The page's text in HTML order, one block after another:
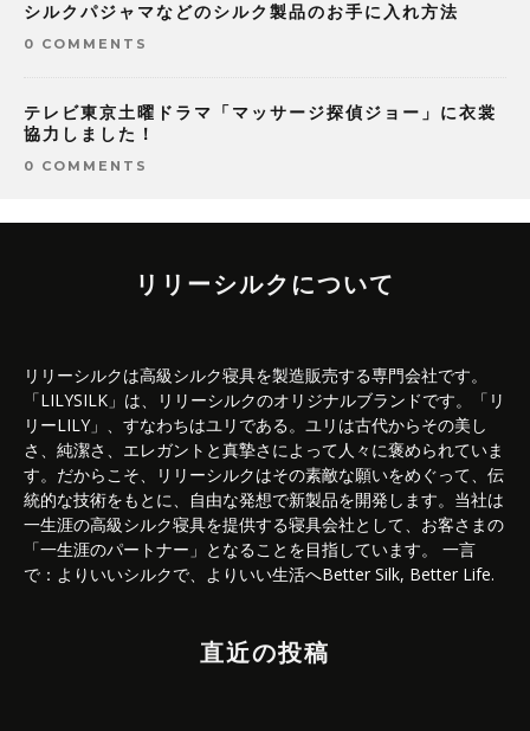
シルクパジャマなどのシルク製品のお手に入れ方法
0 COMMENTS
テレビ東京土曜ドラマ「マッサージ探偵ジョー」に衣裳
協力しました！
0 COMMENTS
リリーシルクについて
リリーシルクは高級シルク寝具を製造販売する専門会社です。
「LILYSILK」は、リリーシルクのオリジナルブランドです。「リ
リーLILY」、すなわちはユリである。ユリは古代からその美し
さ、純潔さ、エレガントと真摯さによって人々に褒められていま
す。だからこそ、リリーシルクはその素敵な願いをめぐって、伝
統的な技術をもとに、自由な発想で新製品を開発します。当社は
一生涯の高級シルク寝具を提供する寝具会社として、お客さまの
「一生涯のパートナー」となることを目指しています。 一言
で：よりいいシルクで、よりいい生活へBetter Silk, Better Life.
直近の投稿